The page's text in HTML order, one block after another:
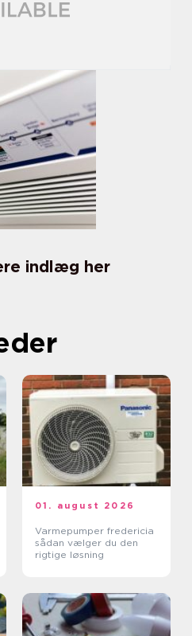
indlæg her
01. august 2026
Varmepumper fredericia
sådan vælger du den
rigtige løsning